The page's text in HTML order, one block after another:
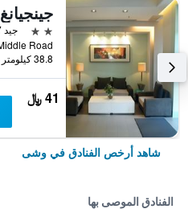
2 نجمتين
جيد 7.7
38.8 كيلومتر عن وسط المدينة
41 ﷼
شاهد أرخص الفنادق في وشى
الفنادق الموصى بها